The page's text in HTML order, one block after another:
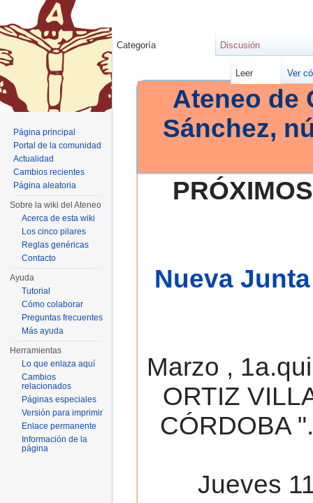
Ateneo de
Sánchez,
Nueva
Marzo ,
ORTIZ
CÓRDOBA
Jueves
Categoría Discusión
Leer Ver
Página principal
Portal de la comunidad
Actualidad
Cambios recientes
Página aleatoria
Sobre la wiki del Ateneo
Acerca de esta wiki
Los cinco pilares
Reglas genéricas
Contacto
Ayuda
Tutorial
Cómo colaborar
Preguntas frecuentes
Más ayuda
Herramientas
Lo que enlaza aquí
Cambios
relacionados
Páginas especiales
Versión para imprimir
Enlace permanente
Información de la
página